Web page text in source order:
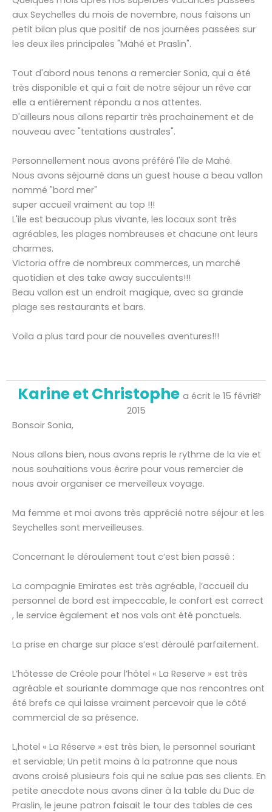
aux Seychelles du mois de novembre, nous faisons un
petit bilan plus que positif de nos journées passées sur
les deux iles principales "Mahé et Praslin".
Tout d'abord nous tenons a remercier Sonia, qui a été
très disponible et qui a fait de notre séjour un rêve car
elle a entièrement répondu a nos attentes.
D'ailleurs nous allons repartir très prochainement et de
nouveau avec "tentations australes".
Personnellement nous avons préféré l'ile de Mahé.
Nous avons séjourné dans un guest house a beau vallon
nommé "bord mer"
super accueil vraiment au top !!!
L'ile est beaucoup plus vivante, les locaux sont très
agréables, les plages nombreuses et chacune ont leurs
charmes.
Victoria offre de nombreux commerces, un marché
quotidien et des take away succulents!!!
Beau vallon est un endroit magique, avec sa grande
plage ses restaurants et bars.
Voila a plus tard pour de nouvelles aventures!!!
Karine et Christophe a écrit le 15 février
2015
Bonsoir Sonia,
Nous allons bien, nous avons repris le rythme de la vie et
nous souhaitions vous écrire pour vous remercier de
nous avoir organiser ce merveilleux voyage.
Ma femme et moi avons très apprécié notre séjour et les
Seychelles sont merveilleuses.
Concernant le déroulement tout c’est bien passé :
La compagnie Emirates est très agréable, l’accueil du
personnel de bord est impeccable, le confort est correct
, le service également et nos vols ont été ponctuels.
La prise en charge sur place s’est déroulé parfaitement.
L’hôtesse de Créole pour l’hôtel « La Reserve » est très
agréable et souriante dommage que nos rencontres ont
été brefs ce qui laisse vraiment percevoir que le côté
commercial de sa présence.
L,hotel « La Réserve » est très bien, le personnel souriant
et serviable; Un petit moins à la patronne que nous
avons croisé plusieurs fois qui ne salue pas ses clients. En
petite anecdote nous avons diner à la table du Duc de
Praslin, le jeune patron faisait le tour des tables de ces
...